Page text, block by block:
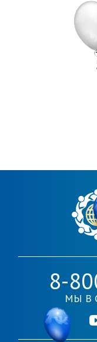
8-
МЫ В
Ссылка на